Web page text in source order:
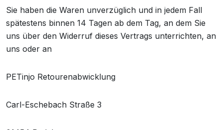
Sie haben die Waren unverzüglich und in jedem Fall
spätestens binnen 14 Tagen ab dem Tag, an dem Sie
uns über den Widerruf dieses Vertrags unterrichten, an
uns oder an
PETinjo Retourenabwicklung
Carl-Eschebach Straße 3